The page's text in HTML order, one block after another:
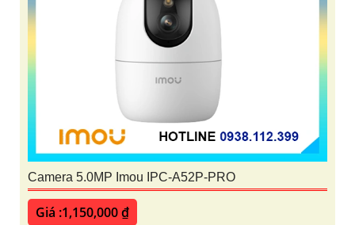
Camera 5.0MP Imou IPC-A52P-PRO
Giá :1,150,000 ₫